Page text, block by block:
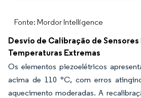
Fonte: Mordor Intelligence
Desvio de Calibração de
Temperaturas Extremas
Os elementos piezoelétricos
acima de 110 °C, com erros
aquecimento moderadas. A